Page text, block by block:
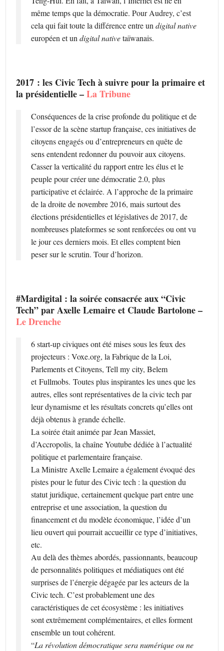
même temps que la démocratie. Pour Audrey, c’est
cela qui fait toute la différence entre undigital native
européen et undigital nativetaïwanais.
2017 : les Civic Tech à suivre pour la primaire et
la présidentielle –La Tribune
Conséquences de la crise profonde du politique et de
l’essor de la scène startup française, ces initiatives de
citoyens engagés ou d’entrepreneurs en quête de
sens entendent redonner du pouvoir aux citoyens.
Casser la verticalité du rapport entre les élus et le
peuple pour créer une démocratie 2.0, plus
participative et éclairée. A l’approche de la primaire
de la droite de novembre 2016, mais surtout des
élections présidentielles et législatives de 2017, de
nombreuses plateformes se sont renforcées ou ont vu
le jour ces derniers mois. Et elles comptent bien
peser sur le scrutin. Tour d’horizon.
#Mardigital : la soirée consacrée aux “Civic
Tech” par Axelle Lemaire et Claude Bartolone –
Le Drenche
6 start-up civiques ont été mises sous les feux des
projecteurs : Voxe.org, la Fabrique de la Loi,
Parlements et Citoyens, Tell my city, Belem
et Fullmobs. Toutes plus inspirantes les unes que les
autres, elles sont représentatives de la civic tech par
leur dynamisme et les résultats concrets qu’elles ont
déjà obtenus à grande échelle.
La soirée était animée par Jean Massiet,
d’Accropolis, la chaîne Youtube dédiée à l’actualité
politique et parlementaire française.
La Ministre Axelle Lemaire a également évoqué des
pistes pour le futur des Civic tech : la question du
statut juridique, certainement quelque part entre une
entreprise et une association, la question du
financement et du modèle économique, l’idée d’un
lieu ouvert qui pourrait accueillir ce type d’initiatives,
etc.
Au delà des thèmes abordés, passionnants, beaucoup
de personnalités politiques et médiatiques ont été
surprises de l’énergie dégagée par les acteurs de la
Civic tech. C’est probablement une des
caractéristiques de cet écosystème : les initiatives
sont extrêmement complémentaires, et elles forment
ensemble un tout cohérent.
“La révolution démocratique sera numérique ou ne